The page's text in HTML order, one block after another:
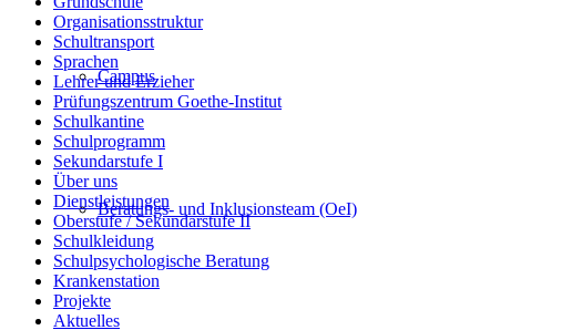
Campus
Beratungs- und Inklusionsteam (OeI)
Organisationsstruktur
Schultransport
Sprachen
Lehrer und Erzieher
Prüfungszentrum Goethe-Institut
Schulkantine
Schulprogramm
Sekundarstufe I
Über uns
Dienstleistungen
Oberstufe / Sekundarstufe II
Schulkleidung
Schulpsychologische Beratung
Krankenstation
Projekte
Aktuelles